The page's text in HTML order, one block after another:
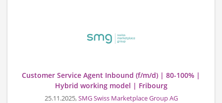
Customer Service Agent Inbound (f/m/d) | 80-100% |
Hybrid working model | Fribourg
25.11.2025,SMG Swiss Marketplace Group AG